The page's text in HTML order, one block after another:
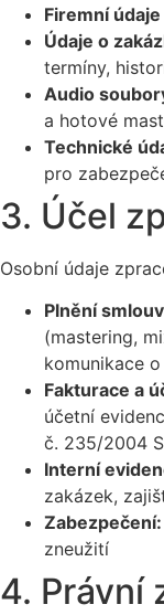
Firemní údaje
Údaje o
termíny,
Audio
a hotové
Technické
pro
3. Účel
Osobní údaje
Plnění
(mastering,
komunikace
Fakturace a
účetní
č. 235/2004
Interní
zakázek,
Zabezpečení:
zneužití
4. Právní